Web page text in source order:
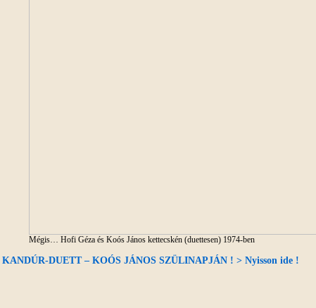
Mégis… Hofi Géza és Koós János kettecskén (duettesen) 1974-ben
KANDÚR-DUETT – KOÓS JÁNOS SZÜLINAPJÁN ! > Nyisson ide !